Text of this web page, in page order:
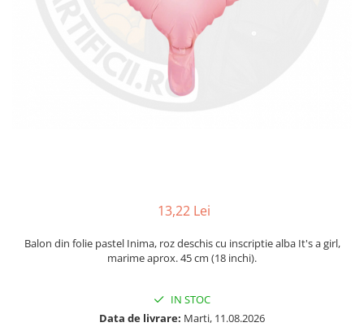
13,22 Lei
Balon din folie pastel Inima, roz deschis cu inscriptie alba It's a girl,
marime aprox. 45 cm (18 inchi).
IN STOC
Data de livrare: Marti, 11.08.2026